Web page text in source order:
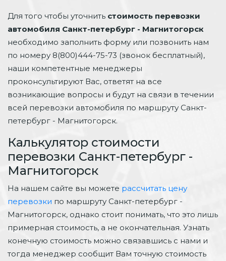
Для того чтобы уточнить стоимость перевозки
автомобиля Санкт-петербург - Магнитогорск
необходимо заполнить форму или позвонить нам
по номеру 8(800)444-75-73 (звонок бесплатный),
наши компетентные менеджеры
проконсультируют Вас, ответят на все
возникающие вопросы и будут на связи в течении
всей перевозки автомобиля по маршруту Санкт-
петербург - Магнитогорск.
Калькулятор стоимости
перевозки Санкт-петербург -
Магнитогорск
На нашем сайте вы можете рассчитать цену
перевозки по маршруту Санкт-петербург -
Магнитогорск, однако стоит понимать, что это лишь
примерная стоимость, а не окончательная. Узнать
конечную стоимость можно связавшись с нами и
тогда менеджер сообщит Вам точную стоимость